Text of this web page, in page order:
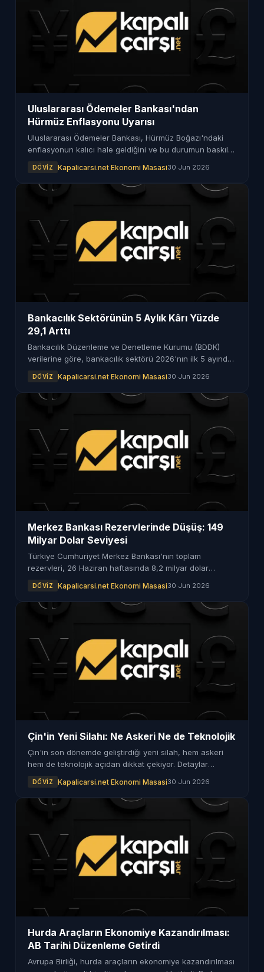
Uluslararası Ödemeler Bankası'ndan
Hürmüz Enflasyonu Uyarısı
Uluslararası Ödemeler Bankası, Hürmüz Boğazı'ndaki
enflasyonun kalıcı hale geldiğini ve bu durumun baskılar
DÖVIZ Kapalicarsi.net Ekonomi Masasi30 Jun 2026
Bankacılık Sektörünün 5 Aylık Kârı Yüzde
29,1 Arttı
Bankacılık Düzenleme ve Denetleme Kurumu (BDDK)
verilerine göre, bankacılık sektörü 2026'nın ilk 5 ayında
aynı dönemine göre yüzde 29,1'lik bir artışa işaret
ediyor.
DÖVIZ Kapalicarsi.net Ekonomi Masasi30 Jun 2026
Merkez Bankası Rezervlerinde Düşüş: 149
Milyar Dolar Seviyesi
Türkiye Cumhuriyet Merkez Bankası'nın toplam
rezervleri, 26 Haziran haftasında 8,2 milyar dolar
DÖVIZ Kapalicarsi.net Ekonomi Masasi30 Jun 2026
Çin'in Yeni Silahı: Ne Askeri Ne de Teknolojik
Çin'in son dönemde geliştirdiği yeni silah, hem askeri
hem de teknolojik açıdan dikkat çekiyor. Detaylar
DÖVIZ Kapalicarsi.net Ekonomi Masasi30 Jun 2026
Hurda Araçların Ekonomiye Kazandırılması:
AB Tarihi Düzenleme Getirdi
Avrupa Birliği, hurda araçların ekonomiye kazandırılması